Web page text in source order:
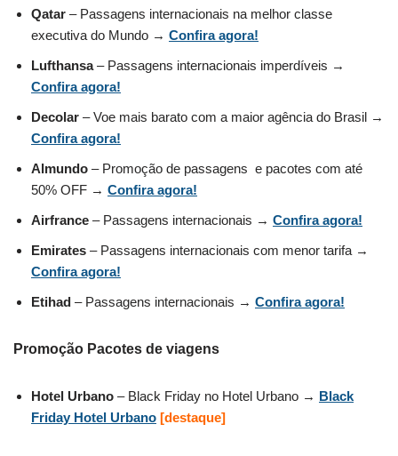
Qatar – Passagens internacionais na melhor classe
executiva do Mundo → Confira agora!
Lufthansa– Passagens internacionais imperdíveis →
Confira agora!
Decolar – Voe mais barato com a maior agência do Brasil →
Confira agora!
Almundo – Promoção de passagens e pacotes com até
50% OFF → Confira agora!
Airfrance – Passagens internacionais → Confira agora!
Emirates – Passagens internacionais com menor tarifa →
Confira agora!
Etihad – Passagens internacionais → Confira agora!
Promoção Pacotes de viagens
Hotel Urbano – Black Friday no Hotel Urbano → Black
Friday Hotel Urbano [destaque]